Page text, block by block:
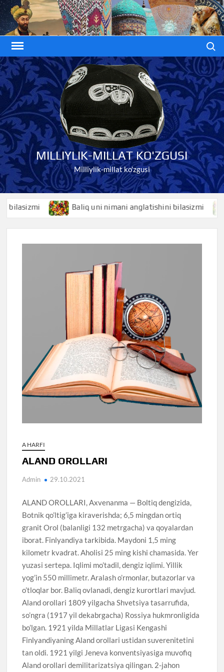
Skip
to
content
MILLIYLIK-MILLAT KO'ZGUSI
Milliylik-millat ko'zgusi
Baliq uni nimani anglatishini bilasizmi
A HARFI
ALAND OROLLARI
Admin 29.10.2021
ALAND OROLLARI, Axvenanma — Boltiq dengizida,
Botnik qo’ltig’iga kiraverishda; 6,5 mingdan ortiq
granit Orol (balanligi 132 metrgacha) va qoyalardan
iborat. Finlyandiya tarkibida. Maydoni 1,5 ming
kilometr kvadrat. Aholisi 25 ming kishi chamasida. Yer
yuzasi sertepa. Iqlimi mo’tadil, dengiz iqlimi. Yillik
yog’in 550 millimetr. Aralash o’rmonlar, butazorlar va
o’tloqlar bor. Baliq ovlanadi, dengiz kurortlari mavjud.
Aland orollari 1809 yilgacha Shvetsiya tasarrufida,
so’ngra (1917 yil dekabrgacha) Rossiya hukmronligida
bo’lgan. 1921 yilda Millatlar Ligasi Kengashi
Finlyandiyaning Aland orollari ustidan suverenitetini
tan oldi. 1921 yilgi Jeneva konventsiyasiga muvofiq
Aland orollari demilitarizatsiya qilingan. 2-jahon